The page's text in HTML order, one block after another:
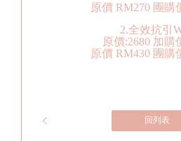
原價 RM270 團購
2.全效抗引
原價:2680 加購
原價 RM430 團購
回列表